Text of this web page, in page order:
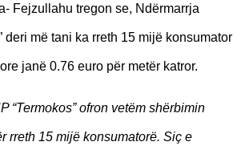
Fejzullahu tregon se, Ndërmarrja
deri më tani ka rreth 15 mijë konsumator
janë 0.76 euro për metër katror.
“Termokos” ofron vetëm shërbimin
rreth 15 mijë konsumatorë. Siç e